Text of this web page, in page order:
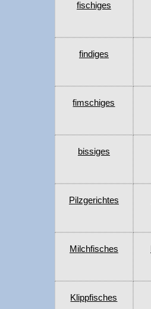
fischiges
findiges
fimschiges
bissiges
Pilzgerichtes
Milchfisches
Klippfisches